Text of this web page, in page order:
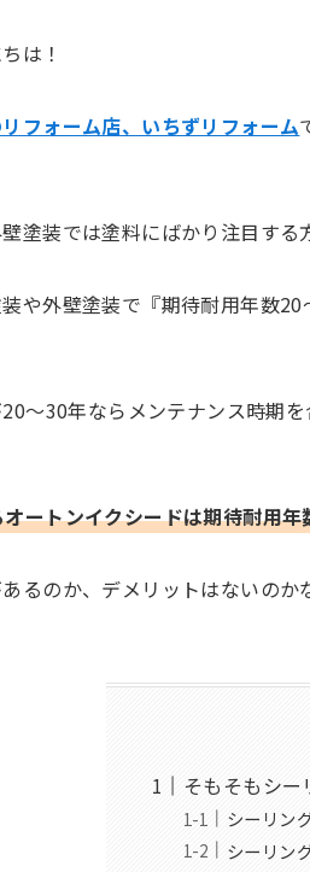
は！
フォーム店、いちずリフォーム
塗装では塗料にばかり注目する
や外壁塗装で『期待耐用年数
～30年ならメンテナンス時期を
ートンイクシードは期待耐用
るのか、デメリットはないの
そもそもシー
シーリン
シーリン